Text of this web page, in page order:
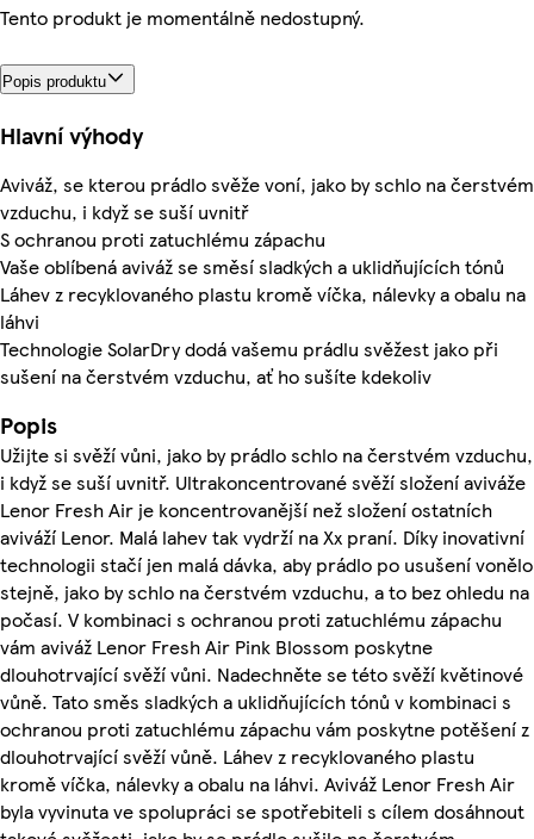
Tento produkt je momentálně nedostupný.
Popis produktu
Hlavní výhody
Aviváž, se kterou prádlo svěže voní, jako by schlo na čerstvém
vzduchu, i když se suší uvnitř
S ochranou proti zatuchlému zápachu
Vaše oblíbená aviváž se směsí sladkých a uklidňujících tónů
Láhev z recyklovaného plastu kromě víčka, nálevky a obalu na
láhvi
Technologie SolarDry dodá vašemu prádlu svěžest jako při
sušení na čerstvém vzduchu, ať ho sušíte kdekoliv
Popis
Užijte si svěží vůni, jako by prádlo schlo na čerstvém vzduchu,
i když se suší uvnitř. Ultrakoncentrované svěží složení aviváže
Lenor Fresh Air je koncentrovanější než složení ostatních
aviváží Lenor. Malá lahev tak vydrží na Xx praní. Díky inovativní
technologii stačí jen malá dávka, aby prádlo po usušení vonělo
stejně, jako by schlo na čerstvém vzduchu, a to bez ohledu na
počasí. V kombinaci s ochranou proti zatuchlému zápachu
vám aviváž Lenor Fresh Air Pink Blossom poskytne
dlouhotrvající svěží vůni. Nadechněte se této svěží květinové
vůně. Tato směs sladkých a uklidňujících tónů v kombinaci s
ochranou proti zatuchlému zápachu vám poskytne potěšení z
dlouhotrvající svěží vůně. Láhev z recyklovaného plastu
kromě víčka, nálevky a obalu na láhvi. Aviváž Lenor Fresh Air
byla vyvinuta ve spolupráci se spotřebiteli s cílem dosáhnout